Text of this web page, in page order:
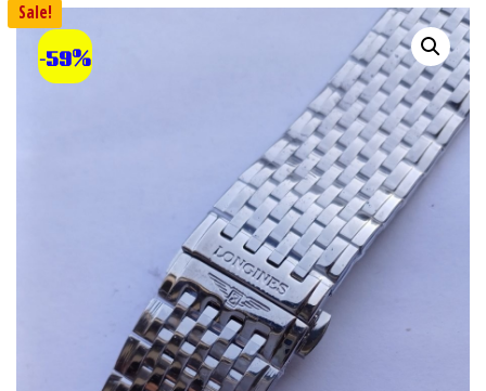
Sale!
-59%